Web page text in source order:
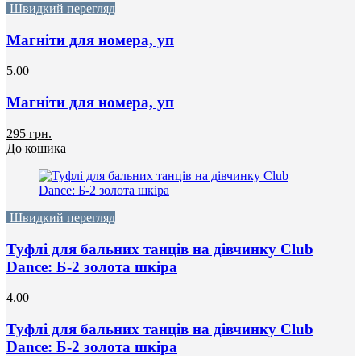
Швидкий перегляд
Магніти для номера, уп
5.00
Магніти для номера, уп
295 грн.
До кошика
Швидкий перегляд
Туфлі для бальних танців на дівчинку Club
Dance: Б-2 золота шкіра
4.00
Туфлі для бальних танців на дівчинку Club
Dance: Б-2 золота шкіра